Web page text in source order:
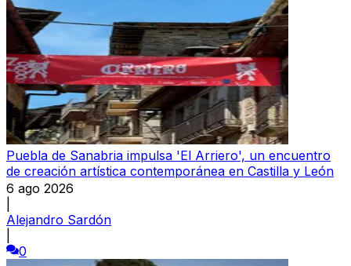
Puebla de Sanabria impulsa 'El Arriero', un encuentro
de creación artística contemporánea en Castilla y León
6 ago 2026
Alejandro Sardón
0